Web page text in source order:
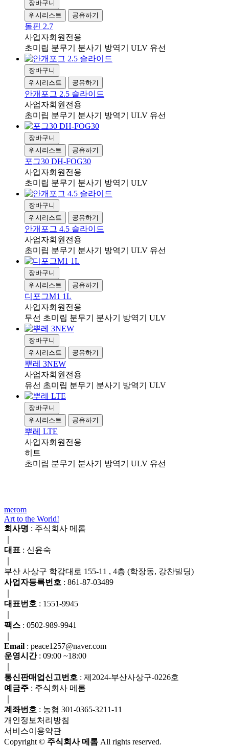
장바구니
위시리스트
공유하기
돌핀 2.7
사업자회원전용
초미립 분무기 분사기 방역기 ULV 유선
장바구니
위시리스트
공유하기
안개포그 2.5 슬라이드
사업자회원전용
초미립 분무기 분사기 방역기 ULV 유선
장바구니
위시리스트
공유하기
포그30 DH-FOG30
사업자회원전용
초미립 분무기 분사기 방역기 ULV
장바구니
위시리스트
공유하기
안개포그 4.5 슬라이드
사업자회원전용
초미립 분무기 분사기 방역기 ULV 유선
장바구니
위시리스트
공유하기
디포그M1 1L
사업자회원전용
무선 초미립 분무기 분사기 방역기 ULV
장바구니
위시리스트
공유하기
뿌레 3NEW
사업자회원전용
유선 초미립 분무기 분사기 방역기 ULV
장바구니
위시리스트
공유하기
뿌레 LTE
사업자회원전용
히트
초미립 분무기 분사기 방역기 ULV 유선
merom
Art to the World!
회사명 : 주식회사 메롬
대표 : 신윤숙
부산 사상구 학감대로 155-11 , 4층 (학장동, 강찬빌딩)
사업자등록번호 : 861-87-03489
대표번호 : 1551-9945
팩스 : 0502-989-9941
Email : peace1257@naver.com
운영시간: 09:00 ~18:00
통신판매업신고번호 : 제2024-부산사상구-0226호
예금주 : 주식회사 메롬
계좌번호 : 농협 301-0365-3211-11
개인정보처리방침
서비스이용약관
Copyright © 주식회사 메롬 All rights reserved.